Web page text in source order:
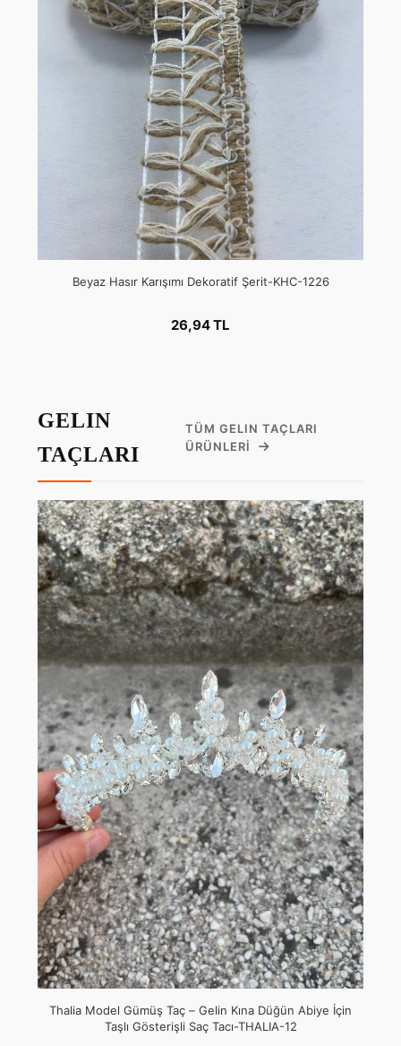
Beyaz Hasır Karışımı Dekoratif Şerit-KHC-1226
26,94 TL
GELIN
TAÇLARI
TÜM GELIN TAÇLARI
ÜRÜNLERI
Thalia Model Gümüş Taç – Gelin Kına Düğün Abiye İçin
Taşlı Gösterişli Saç Tacı-THALIA-12